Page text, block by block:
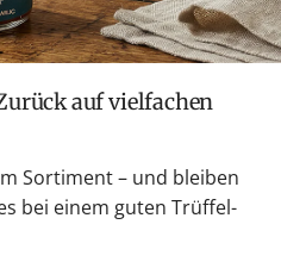
Sortiment – und bleiben
bei einem guten Trüffel-